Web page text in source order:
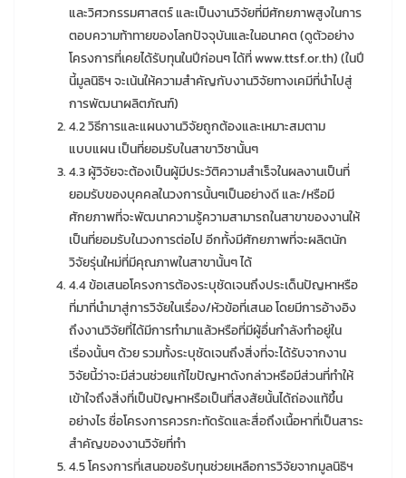
และวิศวกรรมศาสตร์ และเป็นงานวิจัยที่มีศักยภาพสูงในการ
ตอบความท้าทายของโลกปัจจุบันและในอนาคต (ดูตัวอย่าง
โครงการที่เคยได้รับทุนในปีก่อนๆ ได้ที่ www.ttsf.or.th) (ในปี
นี้มูลนิธิฯ จะเน้นให้ความสำคัญกับงานวิจัยทางเคมีที่นำไปสู่
การพัฒนาผลิตภัณฑ์)
4.2 วิธีการและแผนงานวิจัยถูกต้องและเหมาะสมตาม
แบบแผน เป็นที่ยอมรับในสาขาวิชานั้นๆ
4.3 ผู้วิจัยจะต้องเป็นผู้มีประวัติความสำเร็จในผลงานเป็นที่
ยอมรับของบุคคลในวงการนั้นๆเป็นอย่างดี และ/หรือมี
ศักยภาพที่จะพัฒนาความรู้ความสามารถในสาขาของงานให้
เป็นที่ยอมรับในวงการต่อไป อีกทั้งมีศักยภาพที่จะผลิตนัก
วิจัยรุ่นใหม่ที่มีคุณภาพในสาขานั้นๆ ได้
4.4 ข้อเสนอโครงการต้องระบุชัดเจนถึงประเด็นปัญหาหรือ
ที่มาที่นำมาสู่การวิจัยในเรื่อง/หัวข้อที่เสนอ โดยมีการอ้างอิง
ถึงงานวิจัยที่ได้มีการทำมาแล้วหรือที่มีผู้อื่นกำลังทำอยู่ใน
เรื่องนั้นๆ ด้วย รวมทั้งระบุชัดเจนถึงสิ่งที่จะได้รับจากงาน
วิจัยนี้ว่าจะมีส่วนช่วยแก้ไขปัญหาดังกล่าวหรือมีส่วนที่ทำให้
เข้าใจถึงสิ่งที่เป็นปัญหาหรือเป็นที่สงสัยนั้นได้ถ่องแท้ขึ้น
อย่างไร ชื่อโครงการควรกะทัดรัดและสื่อถึงเนื้อหาที่เป็นสาระ
สำคัญของงานวิจัยที่ทำ
4.5 โครงการที่เสนอขอรับทุนช่วยเหลือการวิจัยจากมูลนิธิฯ